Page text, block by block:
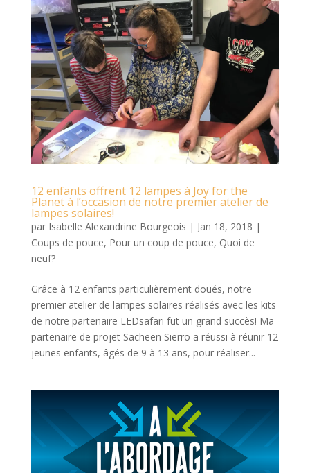
12 enfants offrent 12 lampes à Joy for the
Planet à l’occasion de notre premier atelier de
lampes solaires!
par Isabelle Alexandrine Bourgeois | Jan 18, 2018 |
Coups de pouce, Pour un coup de pouce, Quoi de
neuf?
Grâce à 12 enfants particulièrement doués, notre
premier atelier de lampes solaires réalisés avec les kits
de notre partenaire LEDsafari fut un grand succès! Ma
partenaire de projet Sacheen Sierro a réussi à réunir 12
jeunes enfants, âgés de 9 à 13 ans, pour réaliser...